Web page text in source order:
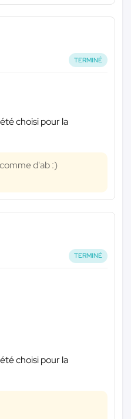
TERMINÉ
choisi pour la
d'ab :)
TERMINÉ
choisi pour la